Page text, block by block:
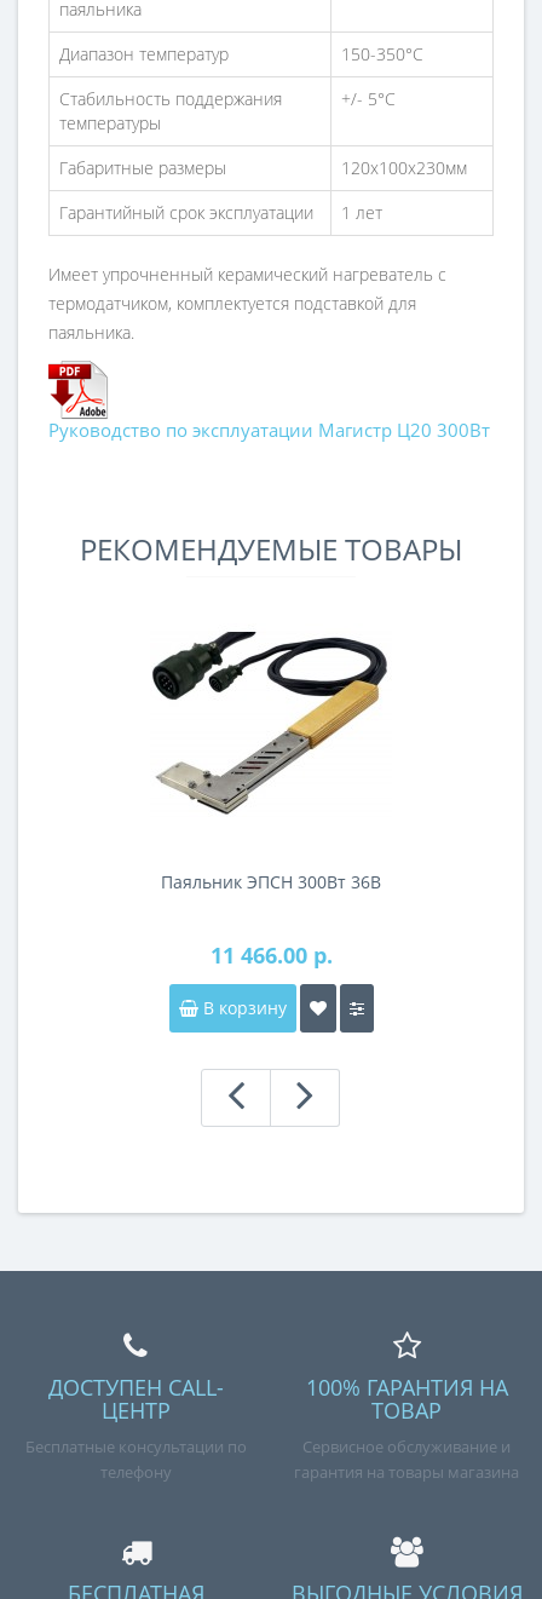
паяльника
Диапазон температур
150-350°С
Стабильность поддержания
температуры
+/- 5°С
Габаритные размеры
120х100х230мм
Гарантийный срок эксплуатации
1 лет
Имеет упрочненный керамический нагреватель с
термодатчиком, комплектуется подставкой для
паяльника.
Руководство по эксплуатации Магистр Ц20 300Вт
РЕКОМЕНДУЕМЫЕ ТОВАРЫ
Паяльник ЭПСН 300Вт 36В
11 466.00 р.
В корзину
ДОСТУПЕН CALL-
ЦЕНТР
Бесплатные консультации по
телефону
100% ГАРАНТИЯ НА
ТОВАР
Сервисное обслуживание и
гарантия на товары магазина
БЕСПЛАТНАЯ ВЫГОДНЫЕ УСЛОВИЯ